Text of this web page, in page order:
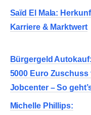
Saïd El Mala:
Karriere & Marktwert
Bürgergeld
5000 Euro Zuschuss
Jobcenter – So
Michelle Phillips: